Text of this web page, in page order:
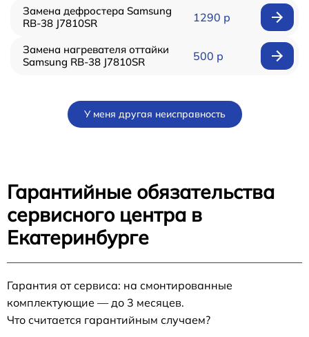
Замена дефростера Samsung
RB-38 J7810SR
1290 р
Замена нагревателя оттайки
Samsung RB-38 J7810SR
500 р
У меня другая неисправность
Гарантийные обязательства
сервисного центра в
Екатеринбурге
Гарантия от сервиса: на смонтированные
комплектующие — до 3 месяцев.
Что считается гарантийным случаем?